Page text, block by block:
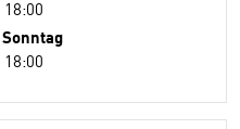
18:00
18:00